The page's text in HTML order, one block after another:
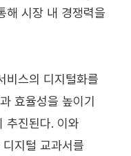
해 시장 내 경쟁력을
비스의 디지털화를
효율성을 높이기
추진된다. 이와
지털 교과서를